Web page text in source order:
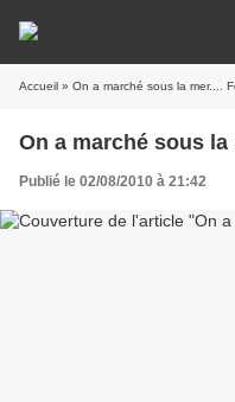
Accueil » On a marché sous la mer....
On a marché sous la
Publié le 02/08/2010 à 21:42